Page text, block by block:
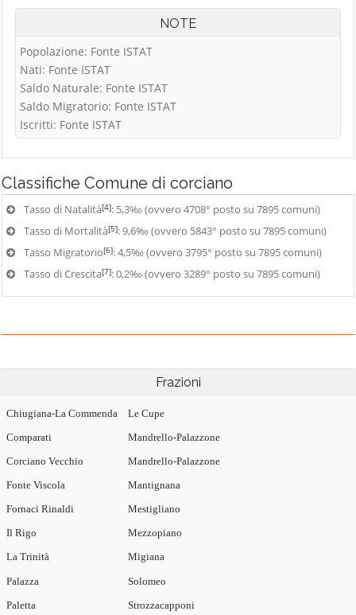
NOTE
Popolazione: Fonte ISTAT
Nati: Fonte ISTAT
Saldo Naturale: Fonte ISTAT
Saldo Migratorio: Fonte ISTAT
Iscritti: Fonte ISTAT
Classifiche Comune di corciano
Tasso di Natalità[4]: 5,3‰ (ovvero 4708° posto su 7895 comuni)
Tasso di Mortalità[5]: 9,6‰ (ovvero 5843° posto su 7895 comuni)
Tasso Migratorio[6]: 4,5‰ (ovvero 3795° posto su 7895 comuni)
Tasso di Crescita[7]: 0,2‰ (ovvero 3289° posto su 7895 comuni)
Frazioni
Chiugiana-La Commenda
Comparati
Corciano Vecchio
Fonte Viscola
Fornaci Rinaldi
Il Rigo
La Trinità
Le Cupe
Mandrello-Palazzone
Mandrello-Palazzone
Mantignana
Mestigliano
Mezzopiano
Migiana
Palazza
Paletta
Solomeo
Strozzacapponi